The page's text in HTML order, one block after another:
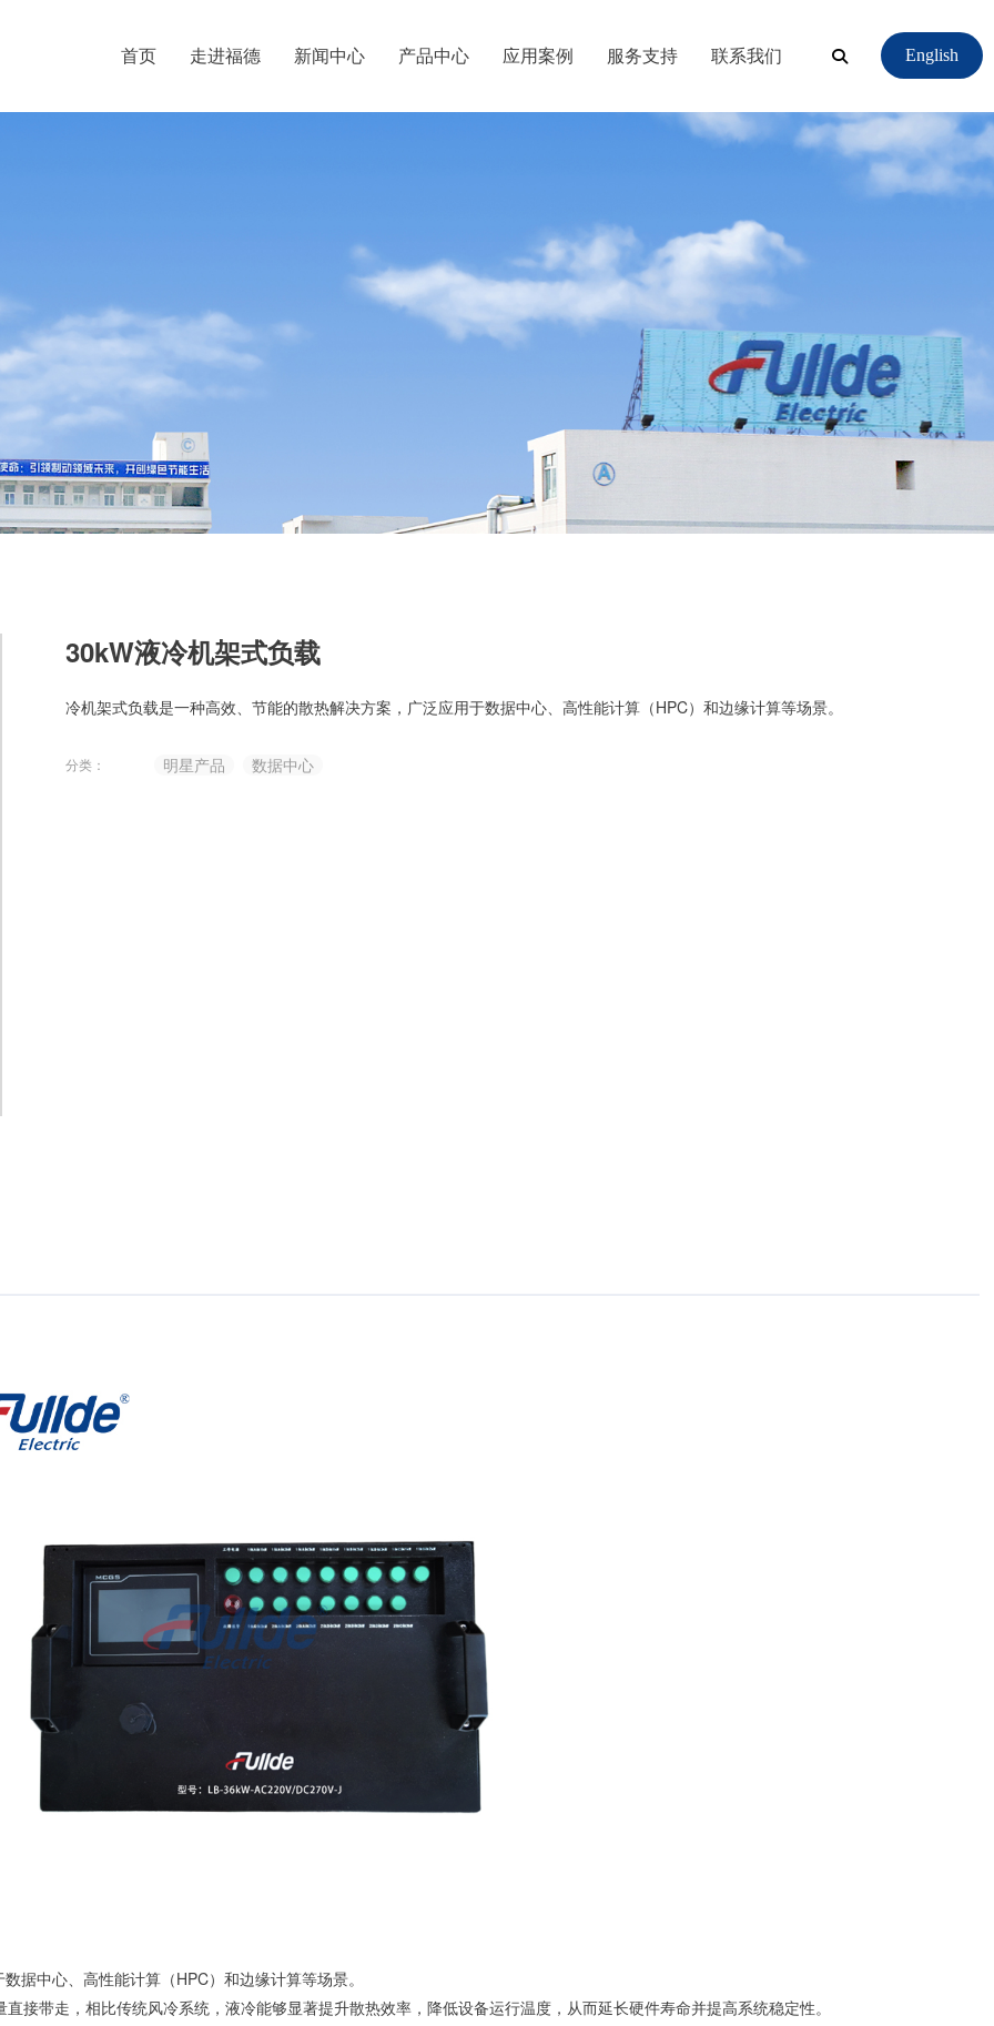
首页 走进福德 新闻中心 产品中心 应用案例 服务支持 联系我们 English
30kW液冷机架式负载
冷机架式负载是一种高效、节能的散热解决方案，广泛应用于数据中心、高性能计算（HPC）和边缘计算等场景。
分类： 明星产品 数据中心
据中心、高性能计算（HPC）和边缘计算等场景。
接带走，相比传统风冷系统，液冷能够显著提升散热效率，降低设备运行温度，从而延长硬件寿命并提高系统稳定性。